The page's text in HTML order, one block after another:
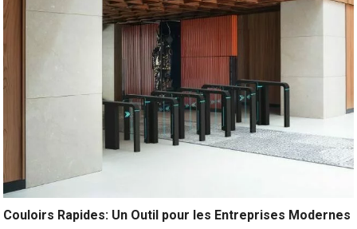
Couloirs Rapides: Un Outil pour les Entreprises Modernes